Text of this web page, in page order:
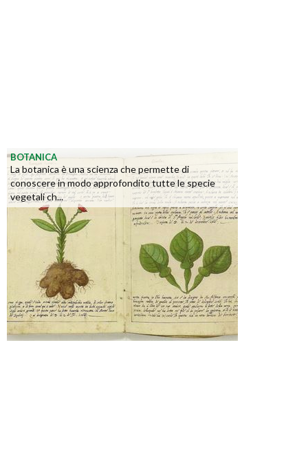
BOTANICA
La botanica è una scienza che permette di
conoscere in modo approfondito tutte le specie
vegetali ch...